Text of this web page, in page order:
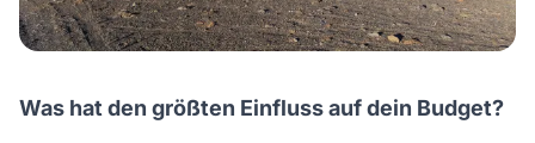
Was hat den größten Einfluss auf dein Budget?